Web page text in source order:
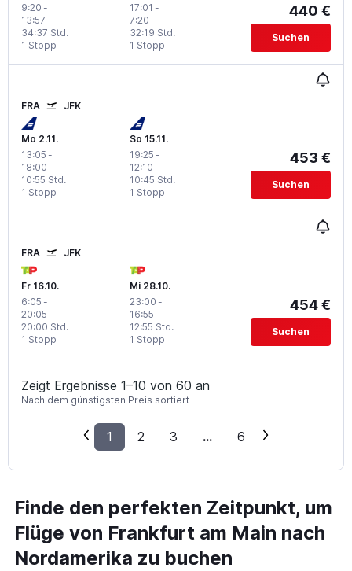
9:20 -
13:57
1 Stopp
34:37 Std.
17:01 -
7:20
1 Stopp
32:19 Std.
440 €
Suchen
FRA JFK
Mo 2.11.
13:05 -
18:00
1 Stopp
10:55 Std.
So 15.11.
19:25 -
12:10
1 Stopp
10:45 Std.
453 €
Suchen
FRA JFK
Fr 16.10.
6:05 -
20:05
1 Stopp
20:00 Std.
Mi 28.10.
23:00 -
16:55
1 Stopp
12:55 Std.
454 €
Suchen
Zeigt Ergebnisse 1–10 von 60 an
Nach dem günstigsten Preis sortiert
1 2 3 ... 6
Finde den perfekten Zeitpunkt, um
Flüge von Frankfurt am Main nach
Nordamerika zu buchen